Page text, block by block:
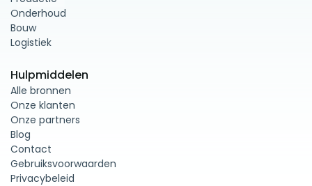
Onderhoud
Bouw
Logistiek
Hulpmiddelen
Alle bronnen
Onze klanten
Onze partners
Blog
Contact
Gebruiksvoorwaarden
Privacybeleid